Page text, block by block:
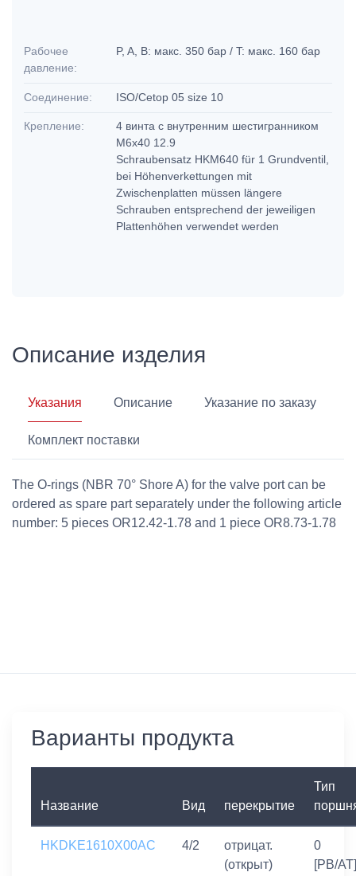
Рабочее
давление:
P, A, B: макс. 350 бар / T: макс. 160 бар
Соединение: ISO/Cetop 05 size 10
Крепление:
4 винта с внутренним шестигранником
М6х40 12.9
Schraubensatz HKM640 für 1 Grundventil,
bei Höhenverkettungen mit
Zwischenplatten müssen längere
Schrauben entsprechend der jeweiligen
Plattenhöhen verwendet werden
Описание изделия
Указания Описание Указание по заказу
Комплект поставки
The O-rings (NBR 70° Shore A) for the valve port can be
ordered as spare part separately under the following article
number: 5 pieces OR12.42-1.78 and 1 piece OR8.73-1.78
Варианты продукта
Название Вид перекрытие
Тип
HKDKE1610X00AC 4/2
отрицат.
(открыт)
0
[PB/